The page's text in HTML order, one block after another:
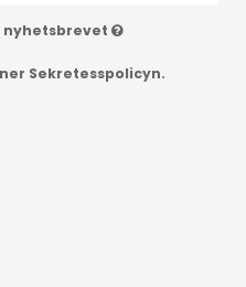
nyhetsbrevet
Sekretesspolicyn.